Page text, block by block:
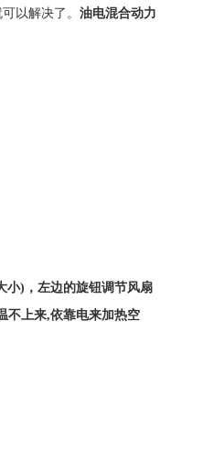
以解决了。 油电混合动力
小)，左边的旋钮调节风扇
不上来,依靠电来加热空